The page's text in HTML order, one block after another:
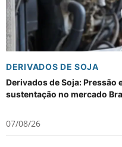
DERIVADOS DE SOJA
Derivados de Soja: Pressão
sustentação no mercado
07/08/26